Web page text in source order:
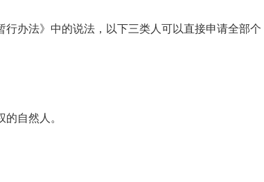
办法》中的说法，以下三类人可以直接申请全部个
自然人。